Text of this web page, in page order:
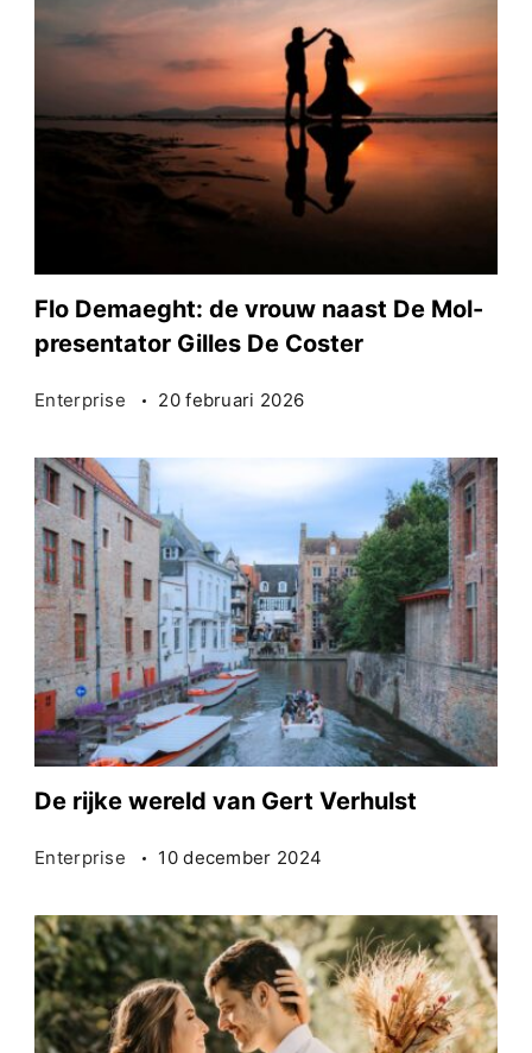
Flo Demaeght: de vrouw naast De Mol-
presentator Gilles De Coster
Enterprise 20 februari 2026
De rijke wereld van Gert Verhulst
Enterprise 10 december 2024